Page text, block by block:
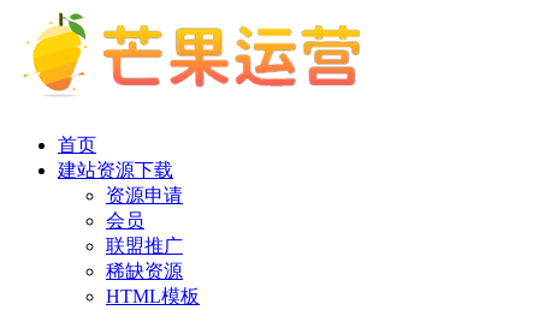
首页
建站资源下载
资源申请
会员
联盟推广
稀缺资源
HTML模板